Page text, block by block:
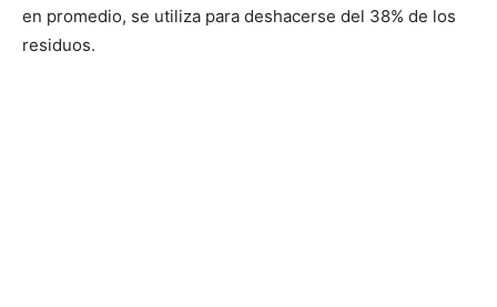
en promedio, se utiliza para deshacerse del 38% de los
residuos.